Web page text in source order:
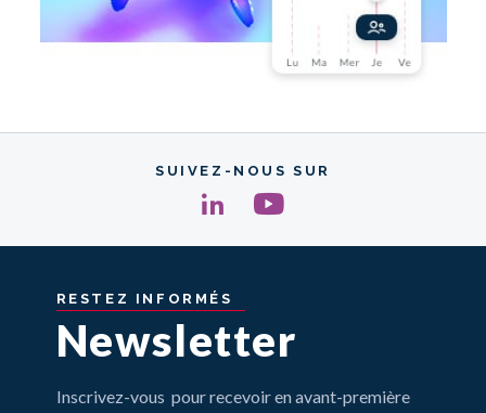
SUIVEZ-NOUS SUR
RESTEZ INFORMÉS
Newsletter
Inscrivez-vous pour recevoir en avant-première